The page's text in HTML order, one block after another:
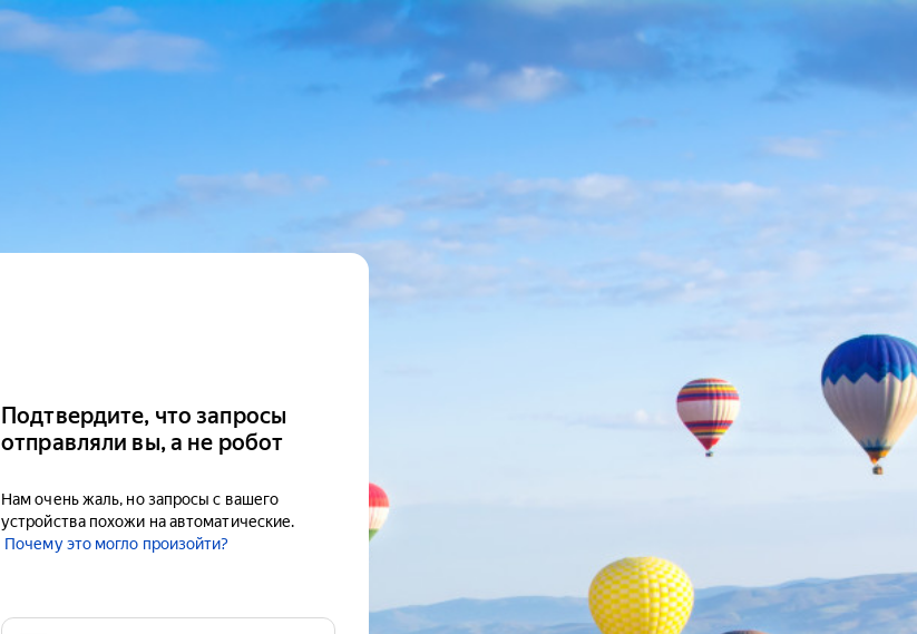
Подтвердите, что запросы
отправляли вы, а не робот
Нам очень жаль, но запросы с вашего
устройства похожи на автоматические.
Почему это могло произойти?